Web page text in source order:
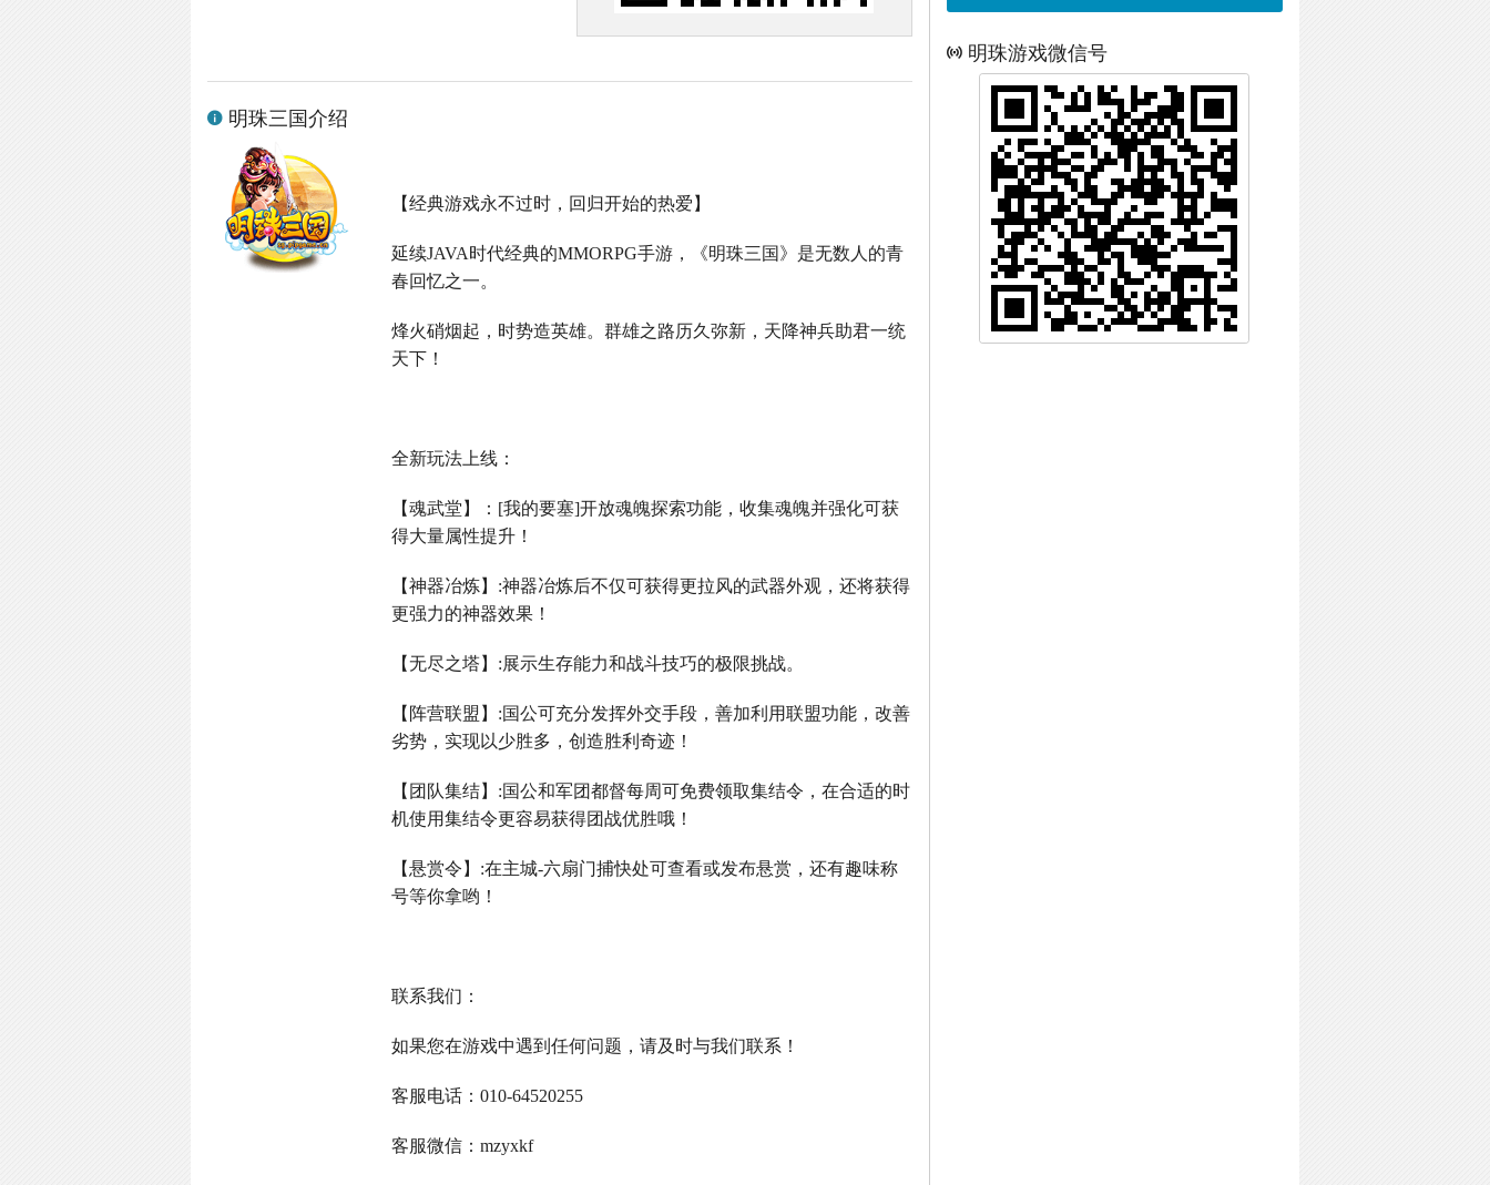
明珠三国介绍
【经典游戏永不过时，回归开始的热爱】
延续JAVA时代经典的MMORPG手游，《明珠三国》是无数人的青
春回忆之一。
烽火硝烟起，时势造英雄。群雄之路历久弥新，天降神兵助君一统
天下！
全新玩法上线：
【魂武堂】： [我的要塞]开放魂魄探索功能，收集魂魄并强化可获
得大量属性提升！
【神器冶炼】 :神器冶炼后不仅可获得更拉风的武器外观，还将获得
更强力的神器效果！
【无尽之塔】 :展示生存能力和战斗技巧的极限挑战。
【阵营联盟】 :国公可充分发挥外交手段，善加利用联盟功能，改善
劣势，实现以少胜多，创造胜利奇迹！
【团队集结】 :国公和军团都督每周可免费领取集结令，在合适的时
机使用集结令更容易获得团战优胜哦！
【悬赏令】 :在主城-六扇门捕快处可查看或发布悬赏，还有趣味称
号等你拿哟！
联系我们：
如果您在游戏中遇到任何问题，请及时与我们联系！
客服电话：010-64520255
客服微信：mzyxkf
明珠游戏微信号